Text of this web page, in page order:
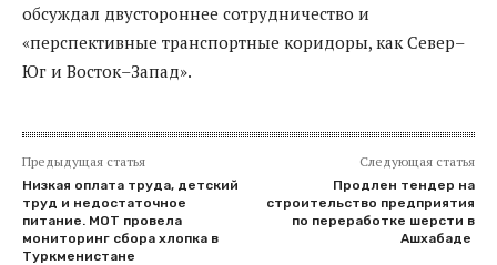
обсуждал двустороннее сотрудничество и
«перспективные транспортные коридоры, как Север–
Юг и Восток–Запад».
Предыдущая статья
Низкая оплата труда, детский
труд и недостаточное
питание. МОТ провела
мониторинг сбора хлопка в
Туркменистане
Следующая статья
Продлен тендер на
строительство предприятия
по переработке шерсти в
Ашхабаде